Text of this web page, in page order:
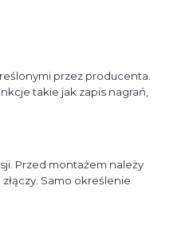
przez producenta.
takie jak zapis nagrań,
Przed montażem należy
Samo określenie